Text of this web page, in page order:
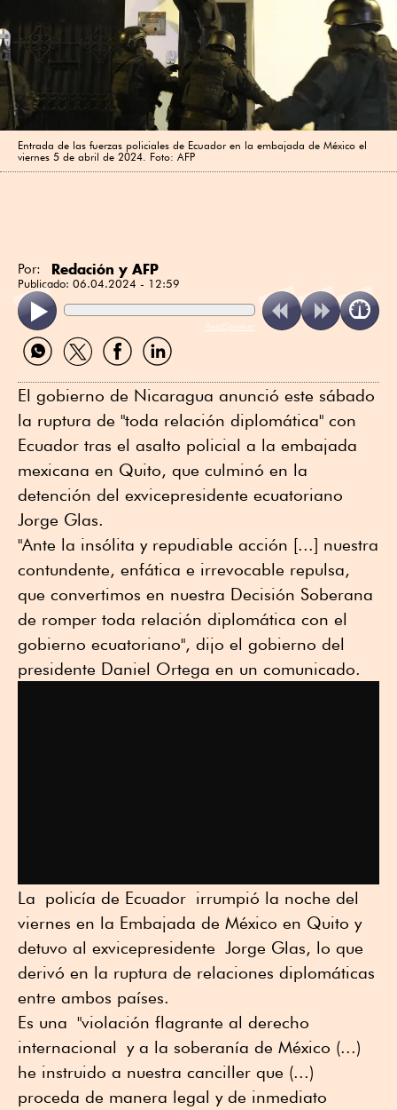
Entrada de las fuerzas policiales de Ecuador en la embajada de México el
viernes 5 de abril de 2024. Foto: AFP
Por: Redación y AFP
Publicado: 06.04.2024 - 12:59
ReadSpeaker
Compartir
por
Compartir
por
Compartir
por
Compartir
por
El gobierno de Nicaragua anunció este sábado
la ruptura de "toda relación diplomática" con
Ecuador tras el asalto policial a la embajada
mexicana en Quito, que culminó en la
detención del exvicepresidente ecuatoriano
Jorge Glas.
"Ante la insólita y repudiable acción [...] nuestra
contundente, enfática e irrevocable repulsa,
que convertimos en nuestra Decisión Soberana
de romper toda relación diplomática con el
gobierno ecuatoriano", dijo el gobierno del
presidente Daniel Ortega en un comunicado.
La policía de Ecuador irrumpió la noche del
viernes en la Embajada de México en Quito y
detuvo al exvicepresidente Jorge Glas, lo que
derivó en la ruptura de relaciones diplomáticas
entre ambos países.
Es una "violación flagrante al derecho
internacional y a la soberanía de México (...)
he instruido a nuestra canciller que (...)
proceda de manera legal y de inmediato